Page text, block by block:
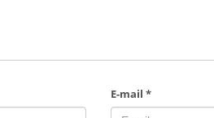
E-mail*